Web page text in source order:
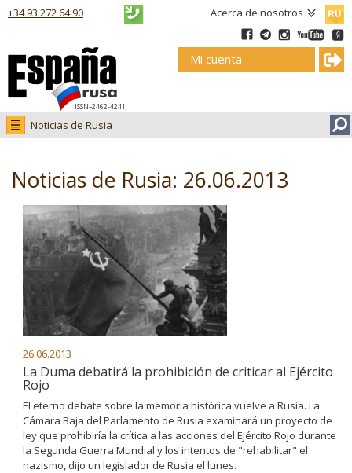
Acerca de nosotros
ISSN–2462-4241
+34 93 272 64 90
Mi cuenta
Noticias de Rusia
Noticias de Rusia
Ruso.tv
Noticias de Rusia: 26.06.2013
26.06.2013
La Duma debatirá la prohibición de criticar al Ejército
Rojo
El eterno debate sobre la memoria histórica vuelve a Rusia. La
Cámara Baja del Parlamento de Rusia examinará un proyecto de
ley que prohibiría la crítica a las acciones del Ejército Rojo durante
la Segunda Guerra Mundial y los intentos de "rehabilitar" el
nazismo, dijo un legislador de Rusia el lunes.